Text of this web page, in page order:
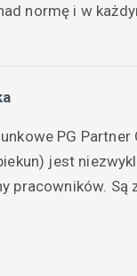
normę i w
PG
jest
pracowników. Są